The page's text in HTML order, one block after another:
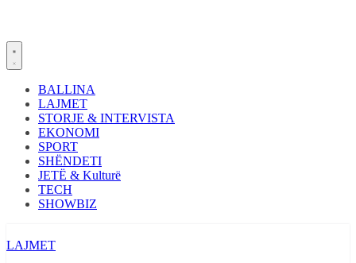
BALLINA
LAJMET
STORJE & INTERVISTA
EKONOMI
SPORT
SHËNDETI
JETË & Kulturë
TECH
SHOWBIZ
LAJMET